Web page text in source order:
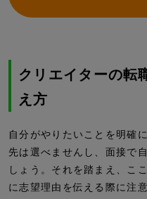
クリエイターの転
え方
自分がやりたいことを明確
先は選べませんし、面接で
しょう。それを踏まえ、こ
に志望理由を伝える際に注